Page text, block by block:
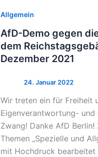
Allgemein
AfD-Demo gegen
dem
Dezember 2021
Wir treten ein für Freiheit
Eigenverantwortung- und
Zwang! Danke AfD
Themen „Spezielle und
mit Hochdruck bearbeitet